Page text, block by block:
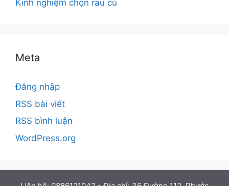
Kinh nghiệm chọn rau củ
Meta
Đăng nhập
RSS bài viết
RSS bình luận
WordPress.org